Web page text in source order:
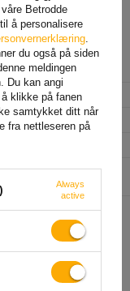
praktisk sykkellås
Mer
Betrodde
å personalisere
du også på siden
meldingen
Du kan angi
klikke på fanen
samtykket ditt når
fra nettleseren på
Always
active